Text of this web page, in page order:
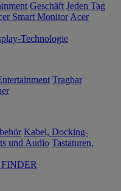
Geschäft Jeden Tag
Smart Monitor Acer
Technologie
Tragbar
Kabel, Docking-
und Audio Tastaturen,